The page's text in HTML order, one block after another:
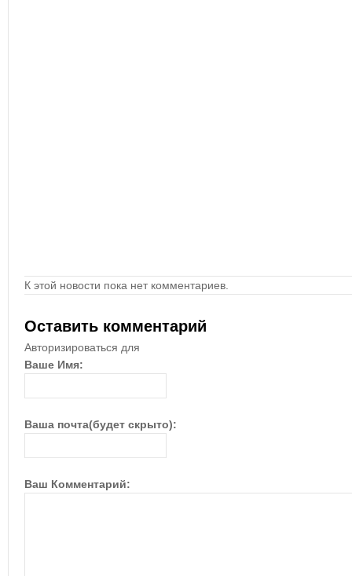
К этой новости пока нет комментариев.
Оставить комментарий
Авторизироваться для
Ваше Имя:
Ваша почта(будет скрыто):
Ваш Комментарий: